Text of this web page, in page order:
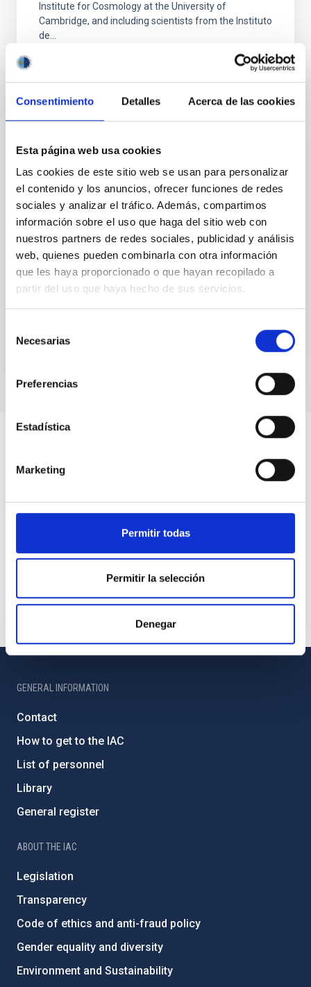
Consentimiento Detalles Acerca de las cookies
Esta página web usa cookies
Las cookies de este sitio web se usan para personalizar
el contenido y los anuncios, ofrecer funciones de redes
sociales y analizar el tráfico. Además, compartimos
información sobre el uso que haga del sitio web con
nuestros partners de redes sociales, publicidad y análisis
web, quienes pueden combinarla con otra información
que les haya proporcionado o que hayan recopilado a
partir del uso que haya hecho de sus servicios.
Necesarias
Preferencias
Estadística
Marketing
Permitir todas
Permitir la selección
Denegar
Institute for Cosmology at the University of
Cambridge, and including scientists from the Instituto
de...
NEWS
The support structure of the LST-2 at the
Roque de los Muchachos Observatory is
completed
The four large sized telescopes of the CTAO on La
Palma reach a key milestone in their construction
The LST-2 telescope has successfully completed
the...
GENERAL INFORMATION
Contact
How to get to the IAC
List of personnel
Library
General register
ABOUT THE IAC
Legislation
Transparency
Code of ethics and anti-fraud policy
Gender equality and diversity
Environment and Sustainability